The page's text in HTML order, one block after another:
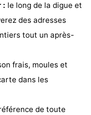
: le long de la digue et
des adresses
tout un après-
frais, moules et
dans les
de toute